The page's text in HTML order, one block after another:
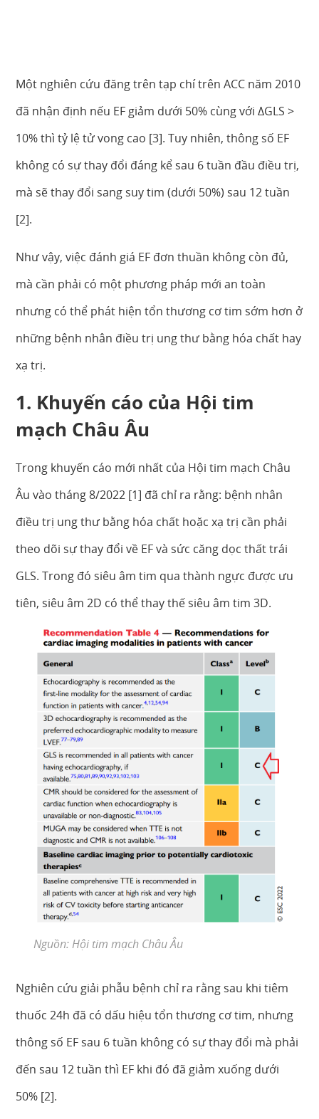
Một nghiên cứu đăng trên tạp chí trên ACC năm 2010
đã nhận định nếu EF giảm dưới 50% cùng với ∆GLS >
10% thì tỷ lệ tử vong cao [3]. Tuy nhiên, thông số EF
không có sự thay đổi đáng kể sau 6 tuần đầu điều trị,
mà sẽ thay đổi sang suy tim (dưới 50%) sau 12 tuần
[2].
Như vậy, việc đánh giá EF đơn thuần không còn đủ,
mà cần phải có một phương pháp mới an toàn
nhưng có thể phát hiện tổn thương cơ tim sớm hơn ở
những bệnh nhân điều trị ung thư bằng hóa chất hay
xạ trị.
1. Khuyến cáo của Hội tim
mạch Châu Âu
Trong khuyến cáo mới nhất của Hội tim mạch Châu
Âu vào tháng 8/2022 [1] đã chỉ ra rằng: bệnh nhân
điều trị ung thư bằng hóa chất hoặc xạ trị cần phải
theo dõi sự thay đổi về EF và sức căng dọc thất trái
GLS. Trong đó siêu âm tim qua thành ngực được ưu
tiên, siêu âm 2D có thể thay thế siêu âm tim 3D.
Nguồn: Hội tim mạch Châu Âu
Nghiên cứu giải phẫu bệnh chỉ ra rằng sau khi tiêm
thuốc 24h đã có dấu hiệu tổn thương cơ tim, nhưng
thông số EF sau 6 tuần không có sự thay đổi mà phải
đến sau 12 tuần thì EF khi đó đã giảm xuống dưới
50% [2].